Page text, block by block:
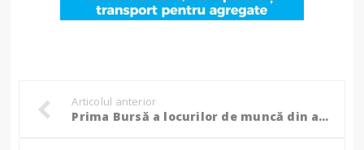
Articolul anterior
Prima Bursă a locurilor de muncă din anul 2025. Când va avea loc evenimentul!